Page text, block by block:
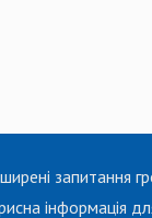
запитання
інформація